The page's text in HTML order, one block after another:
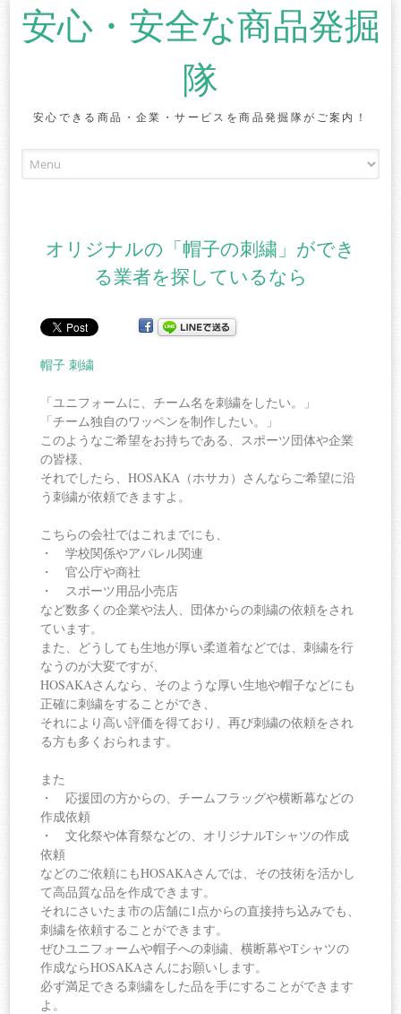
安心・安全な商品発掘
隊
安心できる商品・企業・サービスを商品発掘隊がご案内！
オリジナルの「帽子の刺繍」ができ
る業者を探しているなら
帽子 刺繍
「ユニフォームに、チーム名を刺繍をしたい。」
「チーム独自のワッペンを制作したい。」
このようなご希望をお持ちである、スポーツ団体や企業
の皆様、
それでしたら、HOSAKA（ホサカ）さんならご希望に沿
う刺繍が依頼できますよ。
こちらの会社ではこれまでにも、
・ 学校関係やアパレル関連
・ 官公庁や商社
・ スポーツ用品小売店
など数多くの企業や法人、団体からの刺繍の依頼をされ
ています。
また、どうしても生地が厚い柔道着などでは、刺繍を行
なうのが大変ですが、
HOSAKAさんなら、そのような厚い生地や帽子などにも
正確に刺繍をすることができ、
それにより高い評価を得ており、再び刺繍の依頼をされ
る方も多くおられます。
また
・ 応援団の方からの、チームフラッグや横断幕などの
作成依頼
・ 文化祭や体育祭などの、オリジナルTシャツの作成
依頼
などのご依頼にもHOSAKAさんでは、その技術を活かし
て高品質な品を作成できます。
それにさいたま市の店舗に1点からの直接持ち込みでも、
刺繍を依頼することができます。
ぜひユニフォームや帽子への刺繍、横断幕やTシャツの
作成ならHOSAKAさんにお願いします。
必ず満足できる刺繍をした品を手にすることができます
よ。